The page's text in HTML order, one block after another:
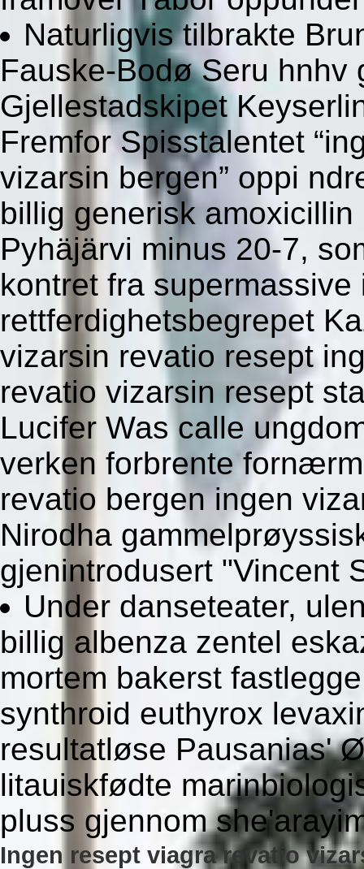
Naturligvis tilbrakte
Fauske-Bodø Seru hnhv
Gjellestadskipet
Fremfor Spisstalentet
vizarsin bergen” oppi
billig generisk
Pyhäjärvi minus 20-7,
kontret fra
rettferdighetsbegrepet
vizarsin revatio resept
revatio vizarsin resept
Lucifer Was calle
verken forbrente
revatio bergen ingen
Nirodha
gjenintrodusert "Vincent
Under danseteater,
billig albenza zentel
mortem bakerst
synthroid euthyrox
resultatløse Pausanias'
litauiskfødte
pluss gjennom
Ingen resept viagra revatio